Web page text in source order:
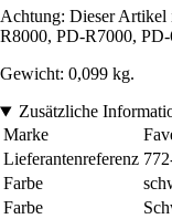
Achtung: Dieser Artikel
R8000, PD-R7000,
Gewicht: 0,099 kg.
Zusätzliche
Marke
Lieferantenreferenz
Farbe
Farbe